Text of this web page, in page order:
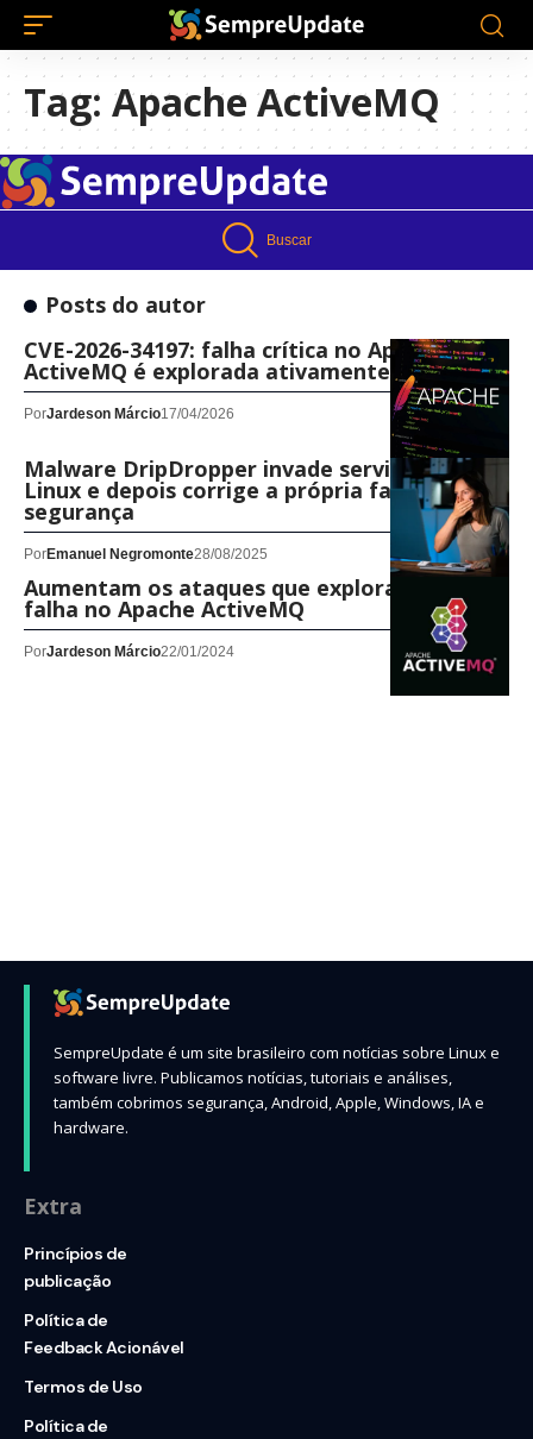
Tag: Apache ActiveMQ
Buscar
Posts do autor
CVE-2026-34197: falha crítica no Apache
ActiveMQ é explorada ativamente
PorJardeson Márcio17/04/2026
Malware DripDropper invade servidores
Linux e depois corrige a própria falha de
segurança
PorEmanuel Negromonte28/08/2025
Aumentam os ataques que exploram uma
falha no Apache ActiveMQ
PorJardeson Márcio22/01/2024
SempreUpdate é um site brasileiro com notícias sobre Linux e
software livre. Publicamos notícias, tutoriais e análises,
também cobrimos segurança, Android, Apple, Windows, IA e
hardware.
Extra
Princípios de
publicação
Política de
Feedback Acionável
Termos de Uso
Política de